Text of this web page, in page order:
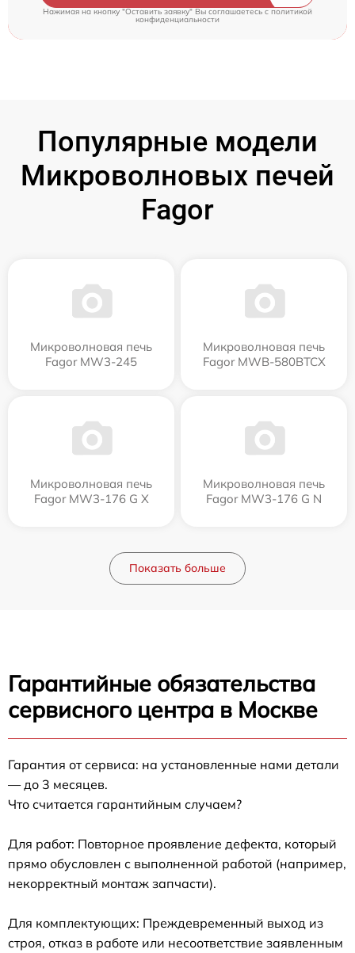
Нажимая на кнопку "Оставить заявку" Вы соглашаетесь cполитикой
конфиденциальности
Популярные модели
Микроволновых печей
Fagor
Микроволновая печь
Fagor MW3-245
Микроволновая печь
Fagor MWB-580BTCX
Микроволновая печь
Fagor MW3-176 G X
Микроволновая печь
Fagor MW3-176 G N
Показать больше
Гарантийные обязательства
сервисного центра в Москве
Гарантия от сервиса: на установленные нами детали
— до 3 месяцев.
Что считается гарантийным случаем?
Для работ: Повторное проявление дефекта, который
прямо обусловлен с выполненной работой (например,
некорректный монтаж запчасти).
Для комплектующих: Преждевременный выход из
строя, отказ в работе или несоответствие заявленным